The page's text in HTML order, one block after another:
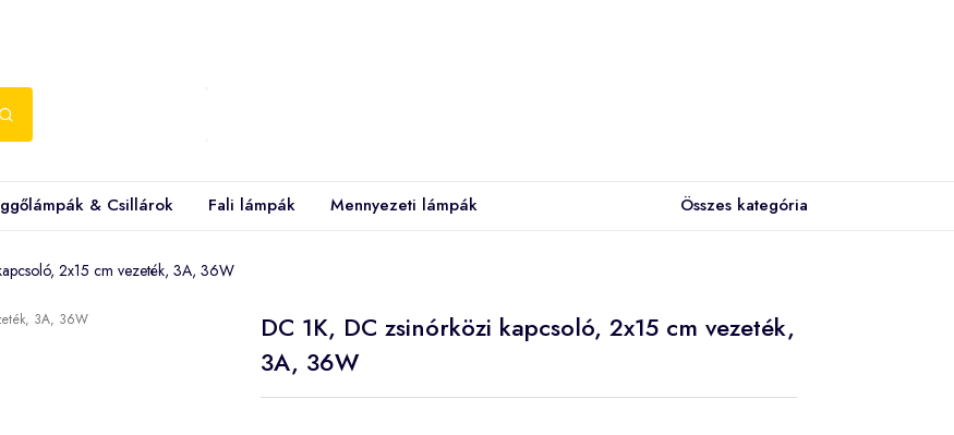
& Csillárok Fali lámpák Mennyezeti lámpák Összes kategória
2x15 cm vezeték, 3A, 36W
DC 1K, DC zsinórközi kapcsoló, 2x15 cm vezeték,
3A, 36W